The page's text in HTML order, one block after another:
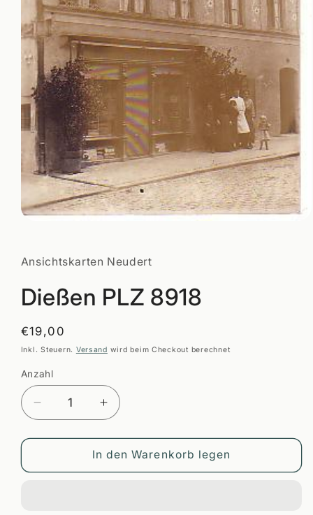
Modal
öffnen
Ansichtskarten Neudert
Dießen PLZ 8918
Normaler
Preis
€19,00
Inkl. Steuern. Versand wird beim Checkout berechnet
Anzahl
Anzahl
Verringere
die
Menge
Dießen
Erhöhe
die
Menge
für
Dießen
In den Warenkorb legen